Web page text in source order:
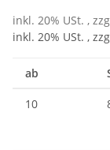
inkl. 20% USt. ,
inkl. 20% USt. ,
ab
10